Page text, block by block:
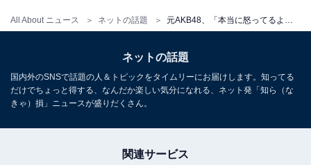
All About ニュース ネットの話題
ネットの話題
国内外のSNSで話題の人＆トピックをタイムリーにお届けします。知ってる
だけでちょっと得する、なんだか楽しい気分になれる、ネット発「知ら（な
きゃ）損」ニュースが盛りだくさん。
関連サービス